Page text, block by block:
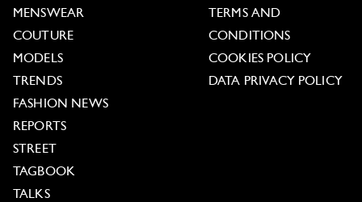
MENSWEAR
COUTURE
MODELS
TRENDS
FASHION NEWS
REPORTS
STREET
TAGBOOK
TALKS
TERMS AND
CONDITIONS
COOKIES POLICY
DATA PRIVACY POLICY